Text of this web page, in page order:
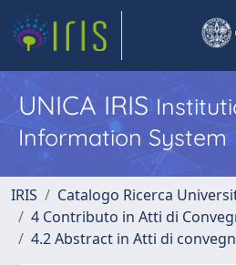
UNICA IRIS
Information System
IRIS
Catalogo Ricerca
4 Contributo in Atti di
4.2 Abstract in Atti di